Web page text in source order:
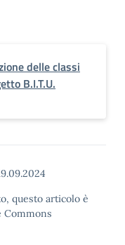
delle classi
B.I.T.U.
questo articolo è
Commons